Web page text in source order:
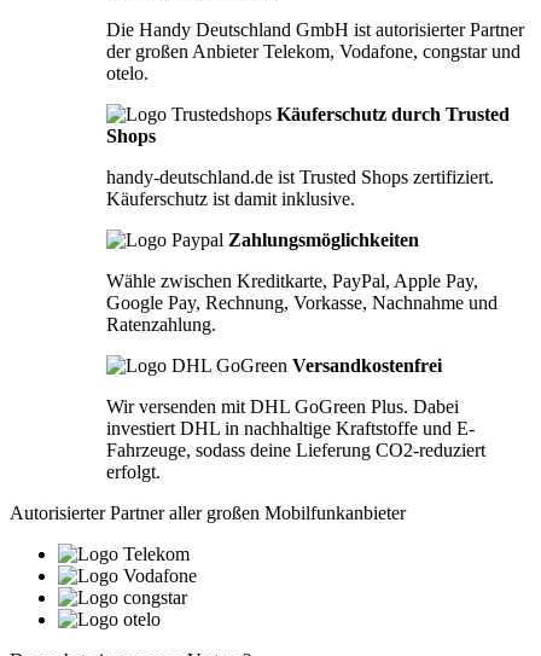
Die Handy Deutschland GmbH ist autorisierter Partner
der großen Anbieter Telekom, Vodafone, congstar und
otelo.
Käuferschutz durch Trusted
Shops
handy-deutschland.de ist Trusted Shops zertifiziert.
Käuferschutz ist damit inklusive.
Zahlungsmöglichkeiten
Wähle zwischen Kreditkarte, PayPal, Apple Pay,
Google Pay, Rechnung, Vorkasse, Nachnahme und
Ratenzahlung.
Versandkostenfrei
Wir versenden mit DHL GoGreen Plus. Dabei
investiert DHL in nachhaltige Kraftstoffe und E-
Fahrzeuge, sodass deine Lieferung CO2-reduziert
erfolgt.
Autorisierter Partner aller großen Mobilfunkanbieter